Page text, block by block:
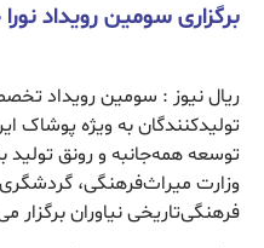
برگزاری سومین رویداد
ریال نیوز : سومین رویداد
تولیدکنندگان به ویژه پوشاک
توسعه همه‌جانبه و رونق
وزارت میراث‌فرهنگی،
فرهنگی‌تاریخی نیاوران برگزار